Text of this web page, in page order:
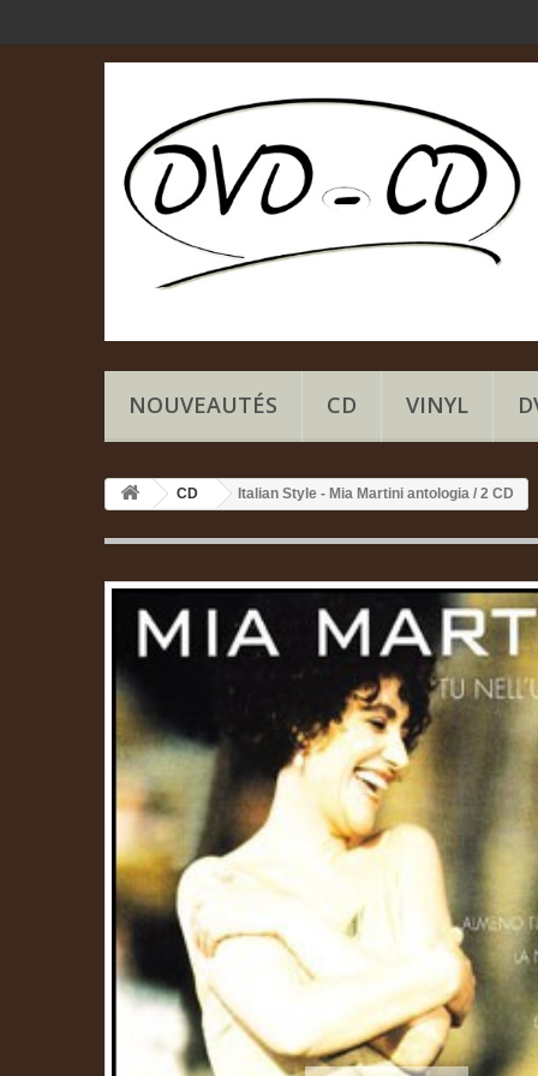
NOUVEAUTÉS CD VINYL
CD Italian Style - Mia Martini antologia / 2 CD